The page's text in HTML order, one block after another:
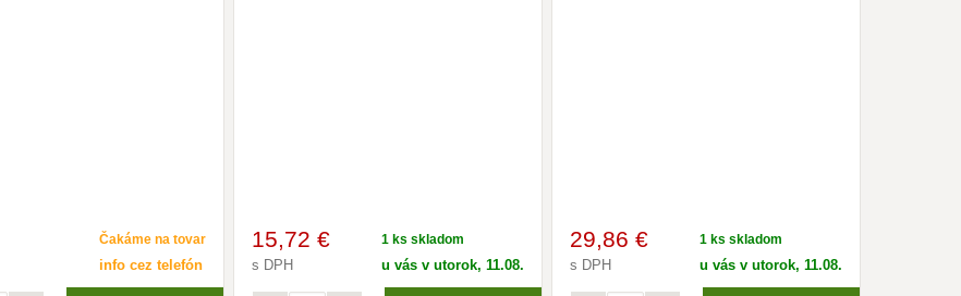
Čakáme na tovar
info cez telefón
15,72 €
s DPH
1 ks skladom
u vás v utorok, 11.08.
29,86 €
s DPH
1 ks skladom
u vás v utorok, 11.08.